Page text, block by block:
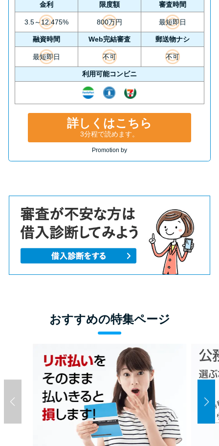
金利 限度額 審査時間
3.5～12.475% 800万円 最短即日
融資時間 Web完結審査 郵送物ナシ
最短即日 不可 不可
利用可能コンビニ
詳しくはこちら
3分程で読めます。
Promotion by
おすすめの特集ページ